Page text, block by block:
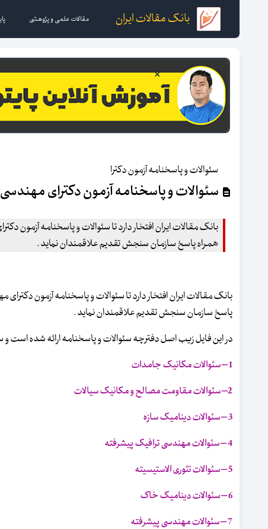
بانک مقالات ایران مقالات علمی و پژوهشی
سئوالات و پاسخنامه آزمون دکترا
سئوالات و پاسخنامه آزمون دکترای مهندسی
همراه پاسخ سازمان سنجش تقدیم علاقمندان نماید .
پاسخ سازمان سنجش تقدیم علاقمندان نماید .
در این فایل زیب اصل دفترچه سئوالات و پاسخنامه ارائه شده است
1 – سئوالات مکانیک جامدات
2– سئوالات مقاومت مصالح و مکانیک سیالات
3 – سئوالات دینامیک سازه
4 – سئوالات مهندسی ترافیک پیشرفته
5 – سئوالات تئوری الاستیسیته
6 – سئوالات دینامیک خاک
7 – سئوالات مهندسی پیشرفته